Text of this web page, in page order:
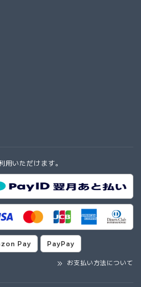
いただけます。
Pay PayPay
お支払い方法について